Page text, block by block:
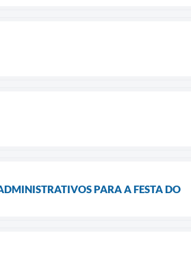
PARA A FESTA DO